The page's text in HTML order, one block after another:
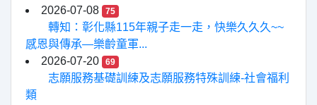
2026-07-08
75
轉知：彰化縣115年親子走一走，快樂久久久~~
感恩與傳承—樂齡童軍...
2026-07-20
69
志願服務基礎訓練及志願服務特殊訓練-社會福利
類